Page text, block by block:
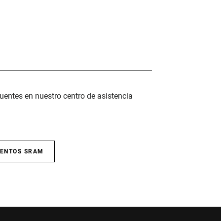
en nuestro centro de asistencia
SRAM